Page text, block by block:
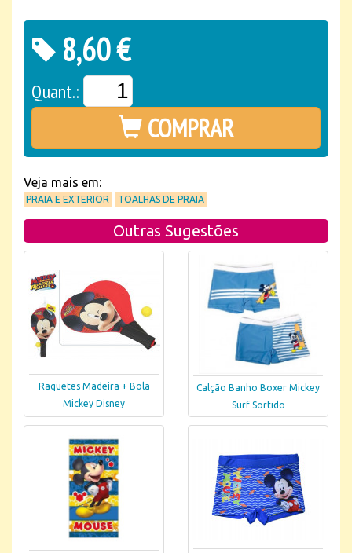
8,60 €
Quant.:
COMPRAR
Veja mais em:
PRAIA E EXTERIOR TOALHAS DE PRAIA
Outras Sugestões
Raquetes Madeira + Bola
Mickey Disney
Calção Banho Boxer Mickey
Surf Sortido